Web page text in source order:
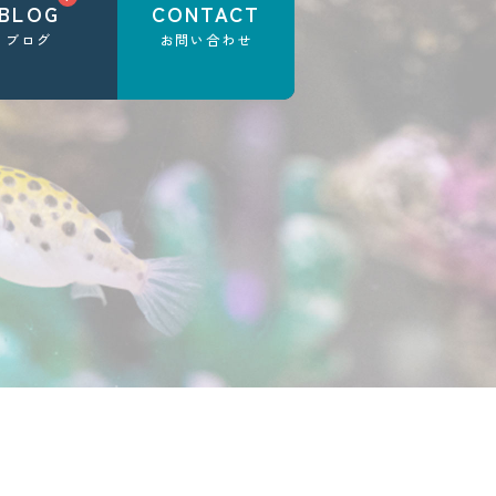
BLOG
ブログ
CONTACT
お問い合わせ